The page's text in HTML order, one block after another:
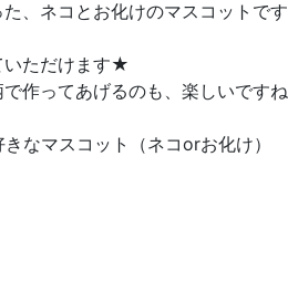
、ネコとお化けのマスコットです
いただけます★
作ってあげるのも、楽しいですね
なマスコット（ネコorお化け）